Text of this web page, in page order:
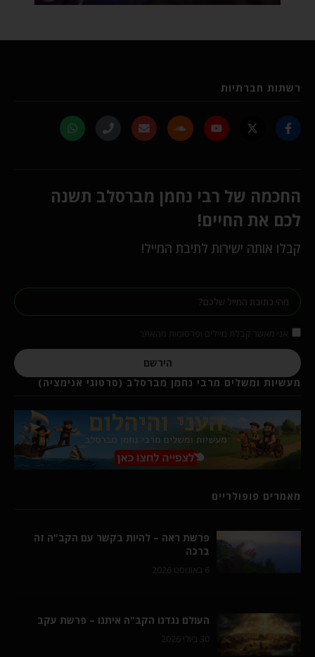
רשתות חברתיות
החכמה של רבי נחמן מברסלב תשנה
לכם את החיים!
קבלו אותה ישירות לתיבת המייל!
הירשם
מעשיות ומשלים מרבי נחמן מברסלב (סרטוני אנימציה)
מאמרים פופולריים
פרשת ראה – להיות בקשר עם הקב"ה זה
ברכה
6 באוגוסט 2026
העולם נגדנו הקב"ה איתנו – פרשת עקב
30 ביולי 2026